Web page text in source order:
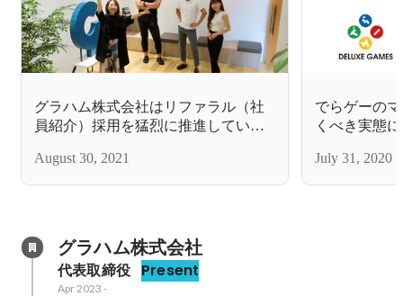
グラハム株式会社はリファラル（社
員紹介）採用を猛烈に推進していま
August 30, 2021
でらゲーの
くべき実態
July 31, 2020
グラハム株式会社
代表取締役 Present
Apr 2023 -